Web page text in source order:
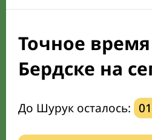
Календарь рамадана
Направление киблы
Точное
Бердске на
До Шурук осталось: